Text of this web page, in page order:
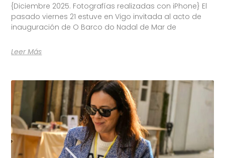
{Diciembre 2025. Fotografías realizadas con iPhone} El
pasado viernes 21 estuve en Vigo invitada al acto de
inauguración de O Barco do Nadal de Mar de
Leer Más